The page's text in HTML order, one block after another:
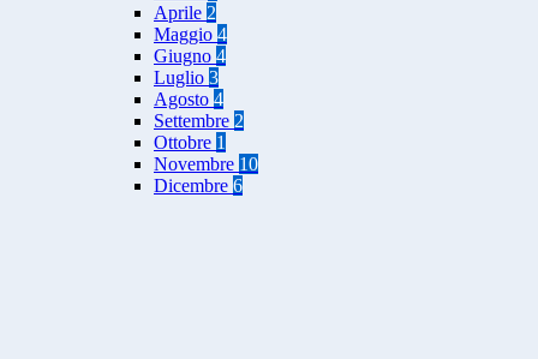
Aprile 2
Maggio 4
Giugno 4
Luglio 3
Agosto 4
Settembre 2
Ottobre 1
Novembre 10
Dicembre 6